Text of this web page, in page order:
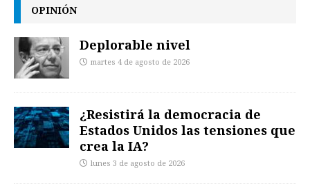
OPINIÓN
Deplorable nivel
martes 4 de agosto de 2026
¿Resistirá la democracia de
Estados Unidos las tensiones que
crea la IA?
lunes 3 de agosto de 2026